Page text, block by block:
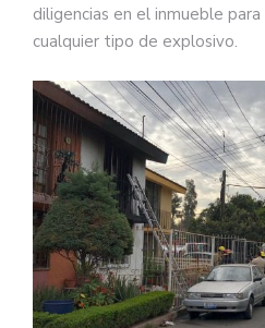
diligencias en el inmueble
cualquier tipo de explosivo.